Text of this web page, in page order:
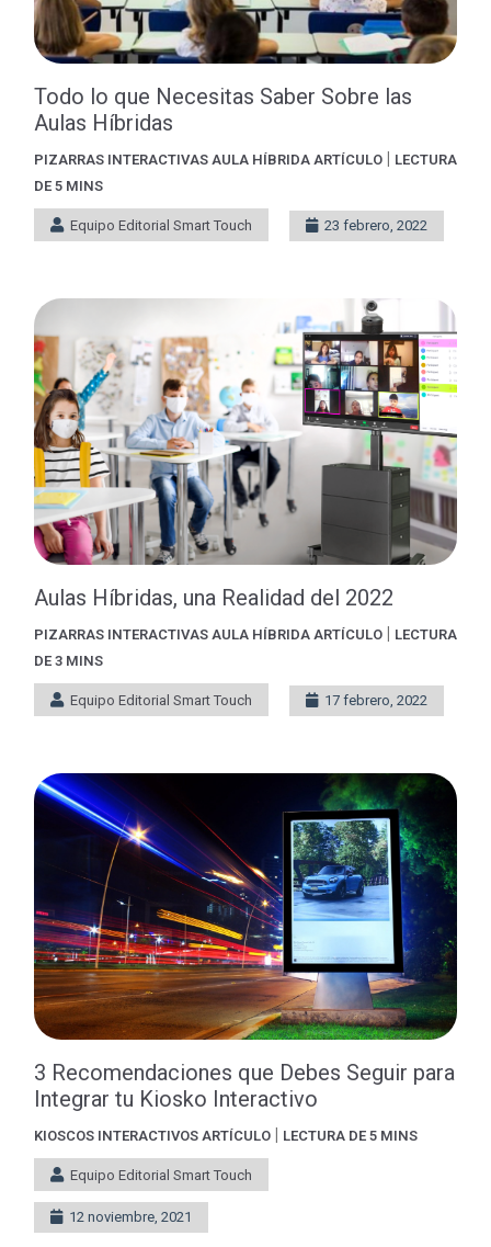
Todo lo que Necesitas Saber Sobre las
Aulas Híbridas
PIZARRAS INTERACTIVAS AULA HÍBRIDA ARTÍCULO | LECTURA
DE 5 MINS
Equipo Editorial Smart Touch 23 febrero, 2022
Aulas Híbridas, una Realidad del 2022
PIZARRAS INTERACTIVAS AULA HÍBRIDA ARTÍCULO | LECTURA
DE 3 MINS
Equipo Editorial Smart Touch 17 febrero, 2022
3 Recomendaciones que Debes Seguir para
Integrar tu Kiosko Interactivo
KIOSCOS INTERACTIVOS ARTÍCULO | LECTURA DE 5 MINS
Equipo Editorial Smart Touch
12 noviembre, 2021